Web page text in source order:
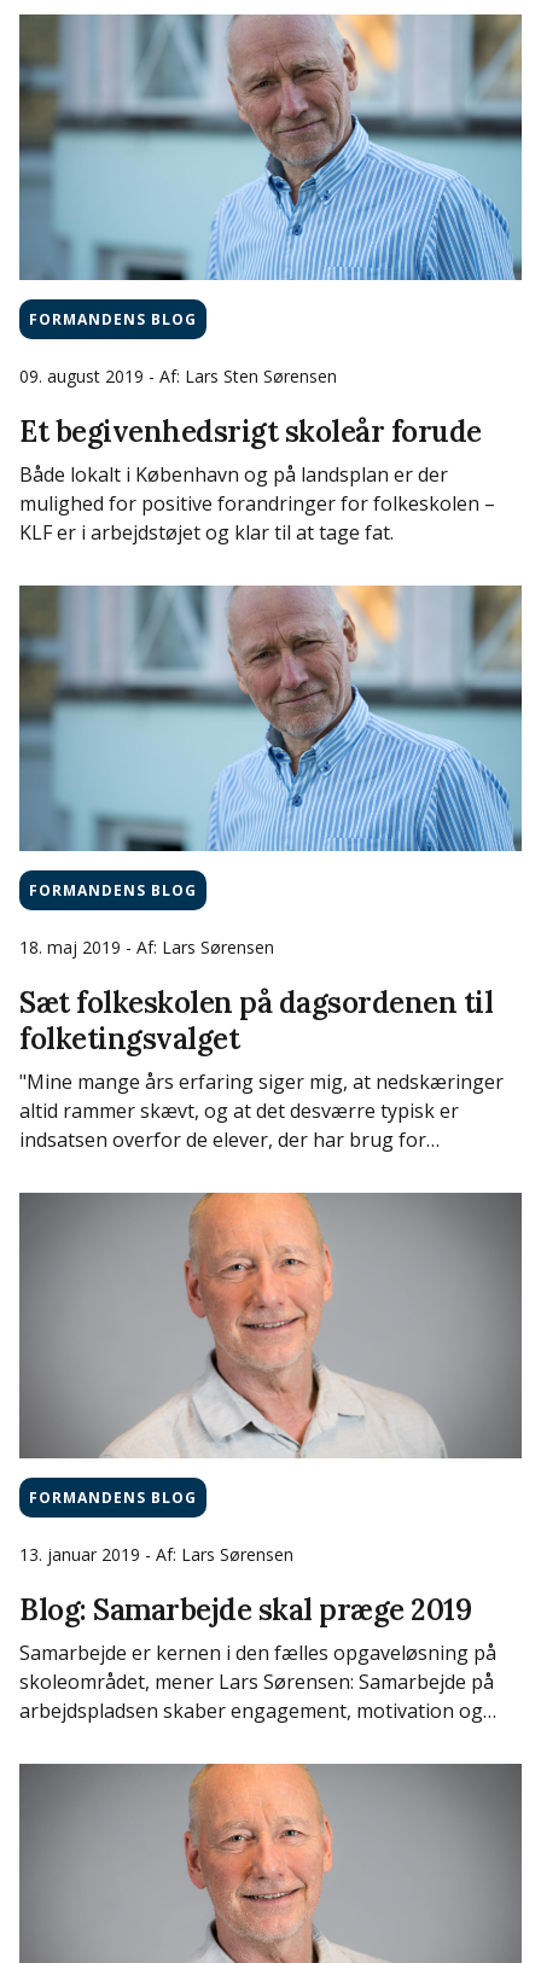
FORMANDENS BLOG
09. august 2019 - Af: Lars Sten Sørensen
Et begivenhedsrigt skoleår forude
Både lokalt i København og på landsplan er der
mulighed for positive forandringer for folkeskolen –
KLF er i arbejdstøjet og klar til at tage fat.
FORMANDENS BLOG
18. maj 2019 - Af: Lars Sørensen
Sæt folkeskolen på dagsordenen til
folketingsvalget
"Mine mange års erfaring siger mig, at nedskæringer
altid rammer skævt, og at det desværre typisk er
indsatsen overfor de elever, der har brug for…
FORMANDENS BLOG
13. januar 2019 - Af: Lars Sørensen
Blog: Samarbejde skal præge 2019
Samarbejde er kernen i den fælles opgaveløsning på
skoleområdet, mener Lars Sørensen: Samarbejde på
arbejdspladsen skaber engagement, motivation og…